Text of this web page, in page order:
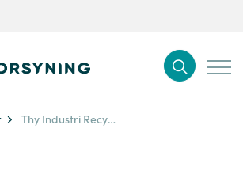
Thy Industri Recycle tilpasser priser på håndtering af farligt affald